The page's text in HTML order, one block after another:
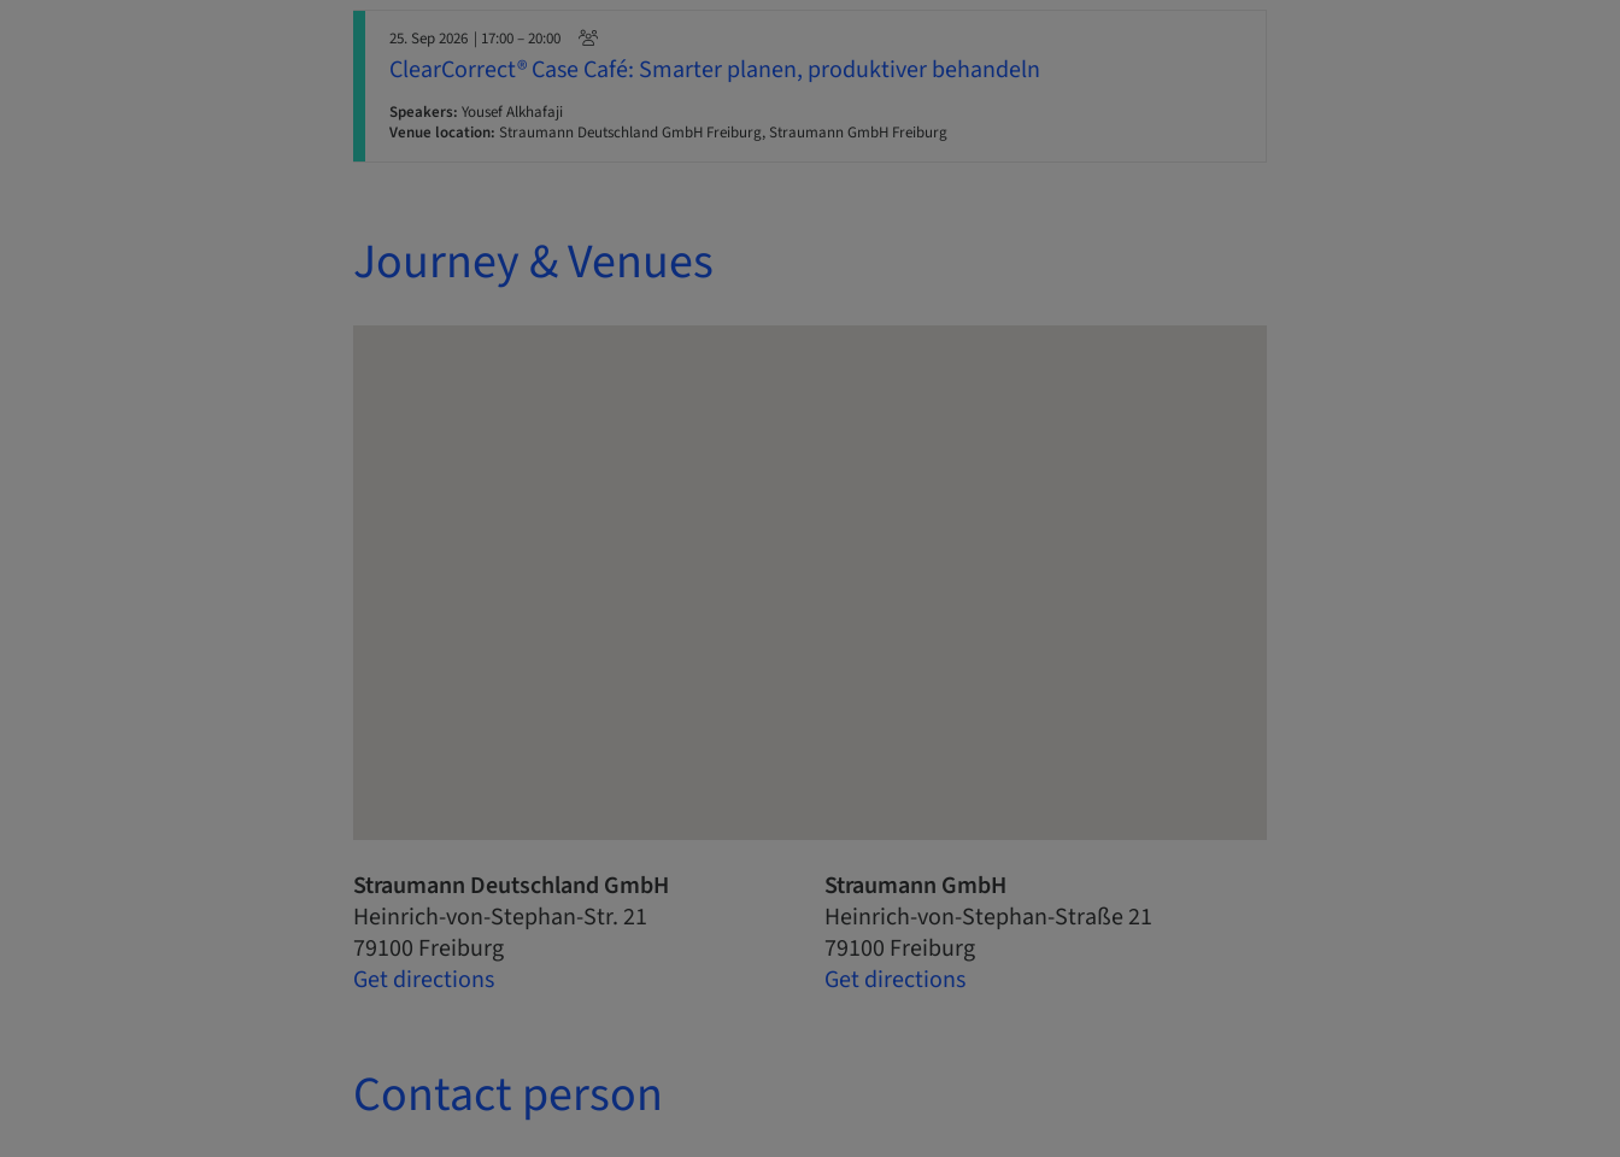
25. Sep 2026 | 17:00 – 20:00
ClearCorrect® Case Café: Smarter planen, produktiver behandeln
Speakers: Yousef Alkhafaji
Venue location: Straumann Deutschland GmbH Freiburg, Straumann GmbH Freiburg
Journey & Venues
Straumann Deutschland GmbH
Heinrich-von-Stephan-Str. 21
79100 Freiburg
Get directions
Straumann GmbH
Heinrich-von-Stephan-Straße 21
79100 Freiburg
Get directions
Contact person